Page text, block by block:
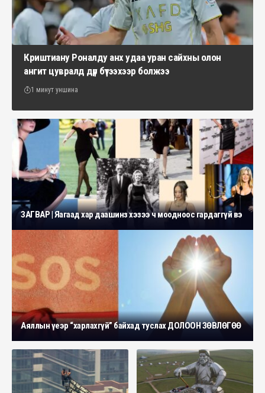
Криштиану Роналду анх удаа уран сайхны олон
ангит цувралд дүр бүтээхээр болжээ
1 минут уншина
ЗАГВАР | Яагаад хар даашинз хэзээ ч моодноос гардаггүй вэ
Аяллын үеэр “харлахгүй” байхад туслах ДОЛООН ЗӨВЛӨГӨӨ